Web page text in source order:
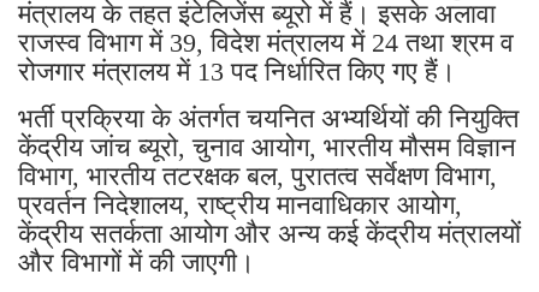
मंत्रालय के तहत इंटेलिजेंस ब्यूरो में हैं। इसके अलावा
राजस्व विभाग में 39, विदेश मंत्रालय में 24 तथा श्रम व
रोजगार मंत्रालय में 13 पद निर्धारित किए गए हैं।
भर्ती प्रक्रिया के अंतर्गत चयनित अभ्यर्थियों की नियुक्ति
केंद्रीय जांच ब्यूरो, चुनाव आयोग, भारतीय मौसम विज्ञान
विभाग, भारतीय तटरक्षक बल, पुरातत्व सर्वेक्षण विभाग,
प्रवर्तन निदेशालय, राष्ट्रीय मानवाधिकार आयोग,
केंद्रीय सतर्कता आयोग और अन्य कई केंद्रीय मंत्रालयों
और विभागों में की जाएगी।